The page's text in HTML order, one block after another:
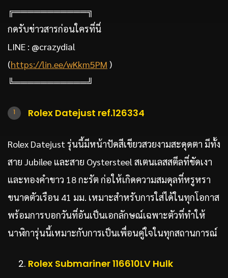
╔═══════════╗
กดรับข่าวสารก่อนใครที่นี่
LINE : @crazydial
(https://lin.ee/wKkm5PM )
╚═══════════╝
Rolex Datejust ref.126334
Rolex Datejust รุ่นนี้มีหน้าปัดสีเขียวสวยงามสะดุดตา มีทั้ง
สาย Jubilee และสาย Oystersteel สเตนเลสสตีลที่ขัดเงา
และทองคำขาว 18 กะรัต ก่อให้เกิดความสมดุลที่หรูหรา
ขนาดตัวเรือน 41 มม. เหมาะสำหรับการใส่ได้ในทุกโอกาส
พร้อมการบอกวันที่อันเป็นเอกลักษณ์เฉพาะตัวที่ทำให้
นาฬิการุ่นนี้เหมาะกับการเป็นเพื่อนคู่ใจในทุกสถานการณ์
Rolex Submariner 116610LV Hulk